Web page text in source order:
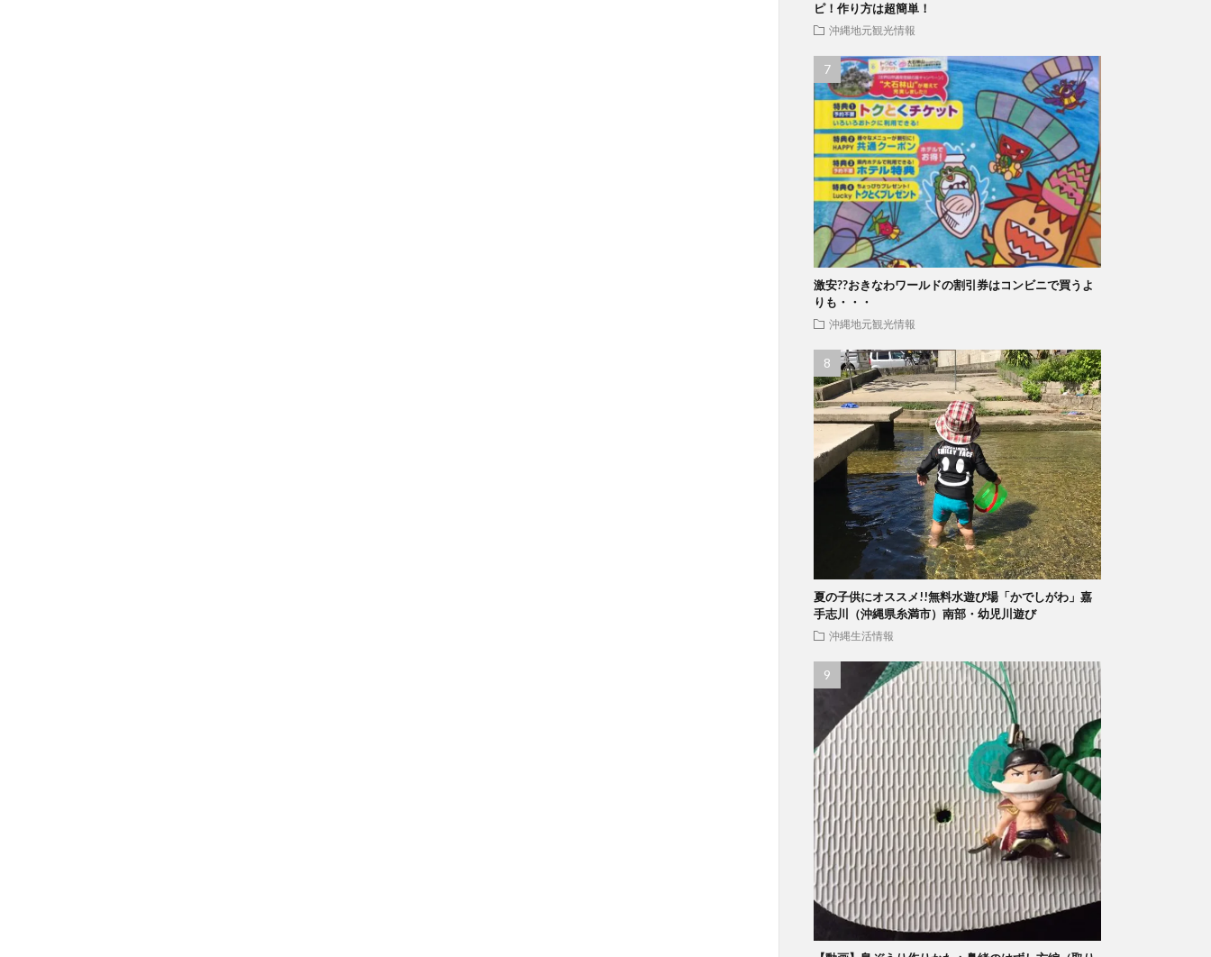
ピ！作り方は超簡単！
沖縄地元観光情報
激安??おきなわワールドの割引券はコンビニで買うよ
りも・・・
沖縄地元観光情報
夏の子供にオススメ!!無料水遊び場「かでしがわ」嘉
手志川（沖縄県糸満市）南部・幼児川遊び
沖縄生活情報